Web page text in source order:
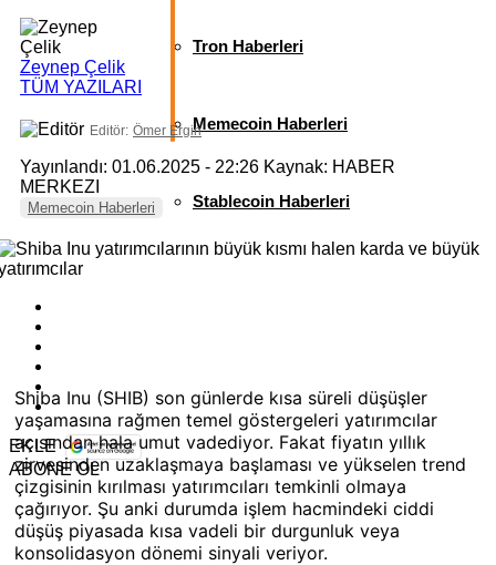
Tron Haberleri
Memecoin Haberleri
Stablecoin Haberleri
Zeynep Çelik
TÜM YAZILARI
Editör: Ömer Ergin
Yayınlandı: 01.06.2025 - 22:26 Kaynak: HABER
MERKEZI
Memecoin Haberleri
EKLE
ABONE OL
Shiba Inu (SHIB) son günlerde kısa süreli düşüşler
yaşamasına rağmen temel göstergeleri yatırımcılar
açısından hala umut vadediyor. Fakat fiyatın yıllık
zirvesinden uzaklaşmaya başlaması ve yükselen trend
çizgisinin kırılması yatırımcıları temkinli olmaya
çağırıyor. Şu anki durumda işlem hacmindeki ciddi
düşüş piyasada kısa vadeli bir durgunluk veya
konsolidasyon dönemi sinyali veriyor.